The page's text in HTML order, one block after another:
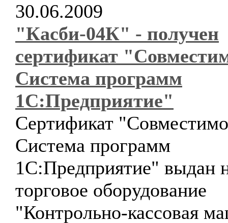
30.06.2009
"Касби-04К" - получен
сертификат
Система программ
1С:Предприятие"
Сертификат
Система программ
1С:Предприятие" выдан
торговое оборудование
"Контрольно-кассовая